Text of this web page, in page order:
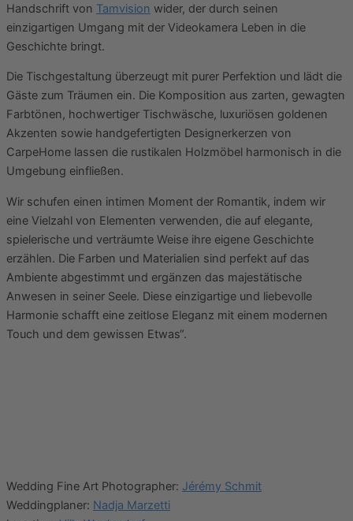
Handschrift von Tamvision wider, der durch seinen
einzigartigen Umgang mit der Videokamera Leben in die
Geschichte bringt.
Die Tischgestaltung überzeugt mit purer Perfektion und lädt die
Gäste zum Träumen ein. Die Komposition aus zarten, gewagten
Farbtönen, hochwertiger Tischwäsche, luxuriösen goldenen
Akzenten sowie handgefertigten Designerkerzen von
CarpeHome lassen die rustikalen Holzmöbel harmonisch in die
Umgebung einfließen.
Wir schufen einen intimen Moment der Romantik, indem wir
eine Vielzahl von Elementen verwenden, die auf elegante,
spielerische und verträumte Weise ihre eigene Geschichte
erzählen. Die Farben und Materialien sind perfekt auf das
Ambiente abgestimmt und ergänzen das majestätische
Anwesen in seiner Seele. Diese einzigartige und liebevolle
Harmonie schafft eine zeitlose Eleganz mit einem modernen
Touch und dem gewissen Etwas“.
Wedding Fine Art Photographer: Jérémy Schmit
Weddingplaner: Nadja Marzetti